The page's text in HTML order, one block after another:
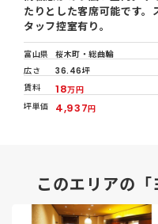
たりとした客席可能です。
タッフ控室有り。
富山県
桜木町・総曲輪
広さ
36.46坪
賃料
18万円
坪単価
4,937円
このエリアの「